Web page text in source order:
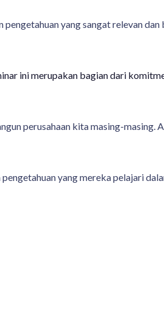
yang sangat relevan
ini merupakan bagian dari
perusahaan kita masing-masing.
yang mereka pelajari